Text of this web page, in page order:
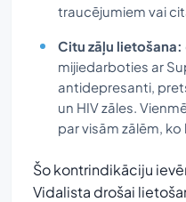
traucējumiem vai
Citu zāļu lietošana:
mijiedarboties ar
antidepresanti,
un HIV zāles.
par visām zālēm, ko
Šo kontrindikāciju
Vidalista drošai